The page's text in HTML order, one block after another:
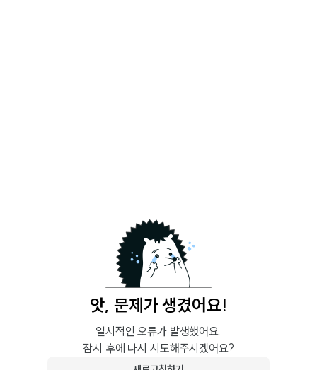
앗, 문제가 생겼어요!
일시적인 오류가 발생했어요.
잠시 후에 다시 시도해주시겠어요?